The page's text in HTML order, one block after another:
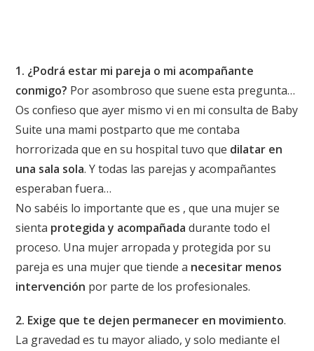
1. ¿Podrá estar mi pareja o mi acompañante
conmigo? Por asombroso que suene esta pregunta…
Os confieso que ayer mismo vi en mi consulta de Baby
Suite una mami postparto que me contaba
horrorizada que en su hospital tuvo que dilatar en
una sala sola. Y todas las parejas y acompañantes
esperaban fuera…
No sabéis lo importante que es , que una mujer se
sienta protegida y acompañada durante todo el
proceso. Una mujer arropada y protegida por su
pareja es una mujer que tiende a necesitar menos
intervención por parte de los profesionales.
2. Exige que te dejen permanecer en movimiento.
La gravedad es tu mayor aliado, y solo mediante el